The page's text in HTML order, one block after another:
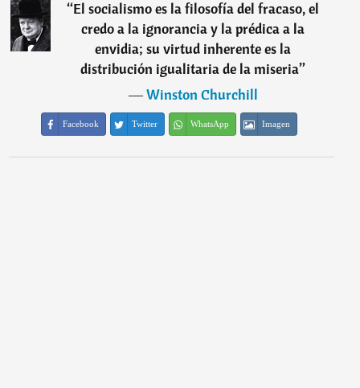
“El socialismo es la filosofía del fracaso, el
credo a la ignorancia y la prédica a la
envidia; su virtud inherente es la
distribución igualitaria de la miseria”
―Winston Churchill
Facebook Twitter WhatsApp Imagen